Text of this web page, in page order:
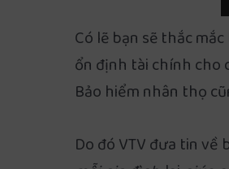
Có lẽ bạn sẽ thắc
ổn định tài chính cho
Bảo hiểm nhân thọ
Do đó VTV đưa tin